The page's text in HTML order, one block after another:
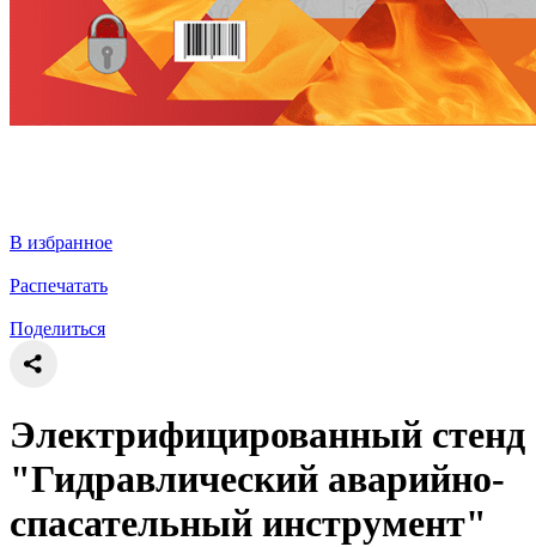
В избранное
Распечатать
Поделиться
Электрифицированный стенд
"Гидравлический аварийно-
спасательный инструмент"